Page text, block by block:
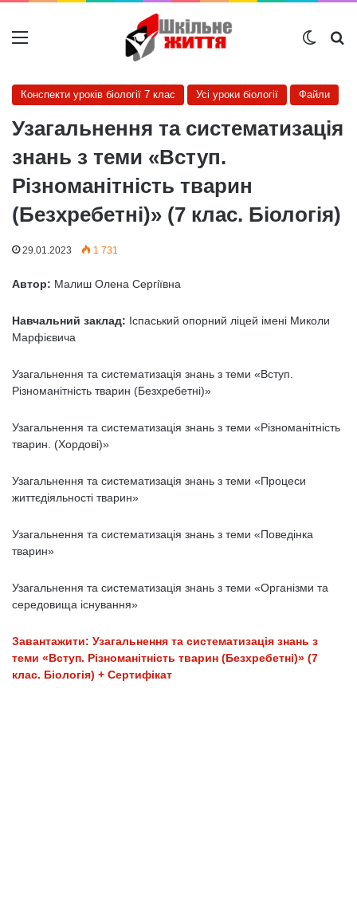
Меню
Конспекти уроків біології 7 клас Усі уроки біології Файли
Узагальнення та систематизація
знань з теми «Вступ.
Різноманітність тварин
(Безхребетні)» (7 клас. Біологія)
29.01.2023 1 731
Автор: Малиш Олена Сергіївна
Навчальний заклад: Іспаський опорний ліцей імені Миколи
Марфієвича
Узагальнення та систематизація знань з теми «Вступ.
Різноманітність тварин (Безхребетні)»
Узагальнення та систематизація знань з теми «Різноманітність
тварин. (Хордові)»
Узагальнення та систематизація знань з теми «Процеси
життєдіяльності тварин»
Узагальнення та систематизація знань з теми «Поведінка
тварин»
Узагальнення та систематизація знань з теми «Організми та
середовища існування»
Завантажити: Узагальнення та систематизація знань з
теми «Вступ. Різноманітність тварин (Безхребетні)» (7
клас. Біологія) + Сертифікат